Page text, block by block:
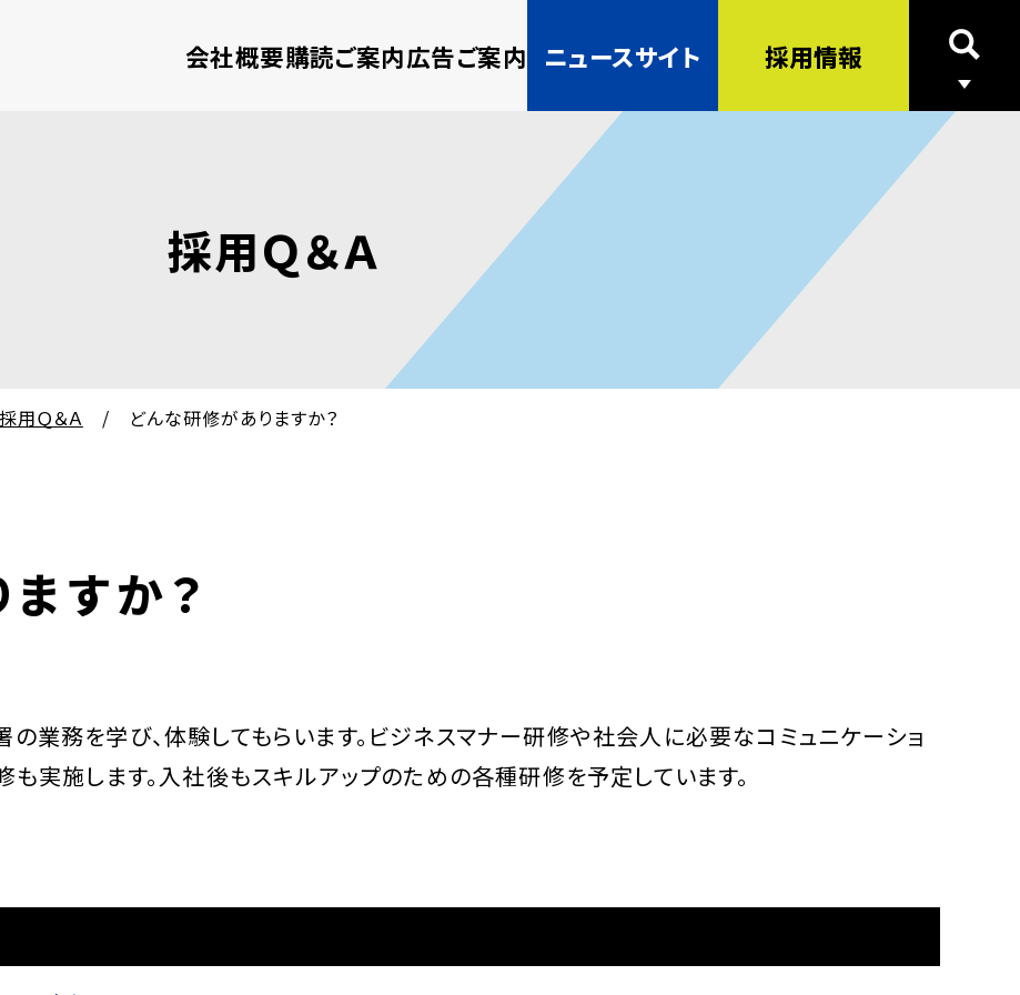
会社概要購読ご案内広告ご案内 ニュースサイト 採用情報
採用Ｑ＆Ａ
採用Ｑ＆Ａ / どんな研修がありますか？
すか？
務を学び、体験してもらいます。ビジネスマナー研修や社会人に必要なコミュニケーショ
も実施します。入社後もスキルアップのための各種研修を予定しています。